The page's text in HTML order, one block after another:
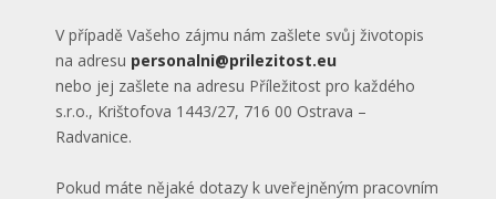
V případě Vašeho zájmu nám zašlete svůj životopis
na adresu personalni@prilezitost.eu
nebo jej zašlete na adresu Příležitost pro každého
s.r.o., Krištofova 1443/27, 716 00 Ostrava –
Radvanice.
Pokud máte nějaké dotazy k uveřejněným pracovním